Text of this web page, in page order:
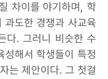
차이를 야기하며, 학
과도한 경쟁과 사교육
다. 그러니 비슷한 수
해서 학생들이 특정
는 제안이다. 그 첫걸